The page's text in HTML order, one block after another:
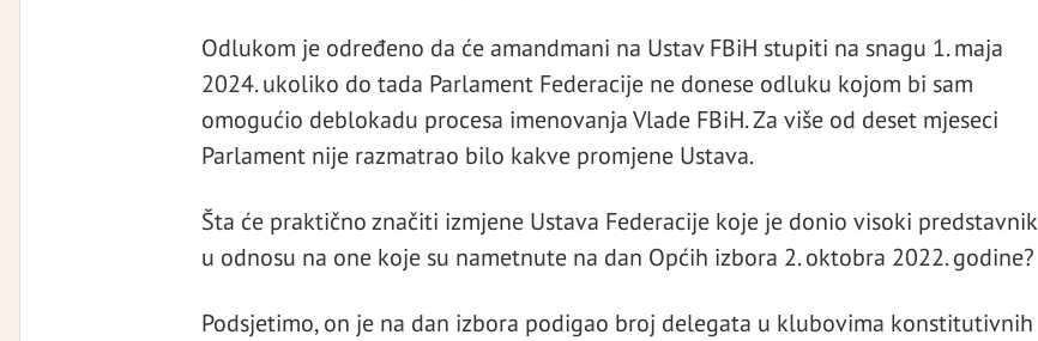
Odlukom je određeno da će amandmani na Ustav FBiH stupiti na snagu 1. maja
2024. ukoliko do tada Parlament Federacije ne donese odluku kojom bi sam
omogućio deblokadu procesa imenovanja Vlade FBiH. Za više od deset mjeseci
Parlament nije razmatrao bilo kakve promjene Ustava.
Šta će praktično značiti izmjene Ustava Federacije koje je donio visoki predstavnik
u odnosu na one koje su nametnute na dan Općih izbora 2. oktobra 2022. godine?
Podsjetimo, on je na dan izbora podigao broj delegata u klubovima konstitutivnih